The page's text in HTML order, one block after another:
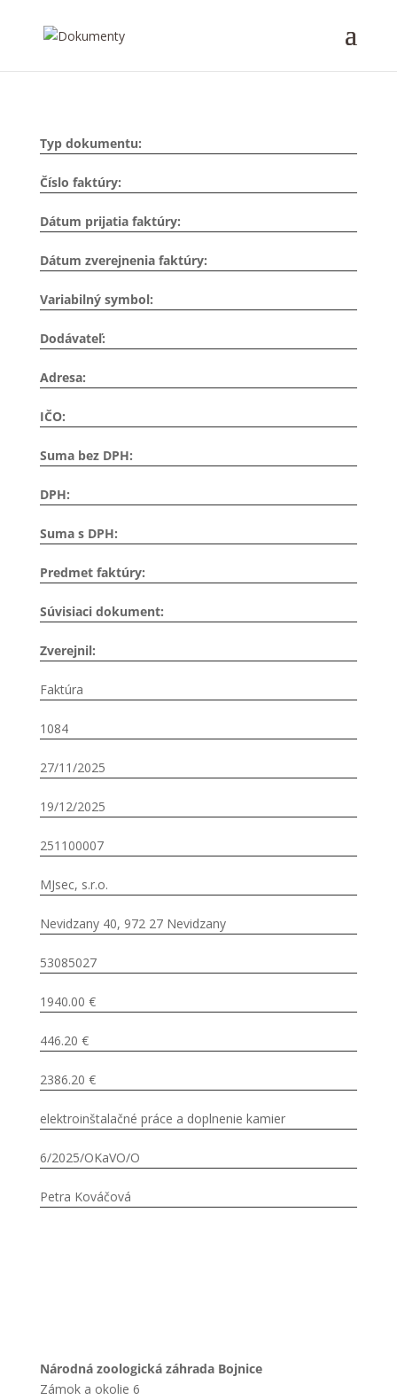
Typ dokumentu:
Číslo faktúry:
Dátum prijatia faktúry:
Dátum zverejnenia faktúry:
Variabilný symbol:
Dodávateľ:
Adresa:
IČO:
Suma bez DPH:
DPH:
Suma s DPH:
Predmet faktúry:
Súvisiaci dokument:
Zverejnil:
Faktúra
1084
27/11/2025
19/12/2025
251100007
MJsec, s.r.o.
Nevidzany 40, 972 27 Nevidzany
53085027
1940.00 €
446.20 €
2386.20 €
elektroinštalačné práce a doplnenie kamier
6/2025/OKaVO/O
Petra Kováčová
Národná zoologická záhrada Bojnice
Zámok a okolie 6